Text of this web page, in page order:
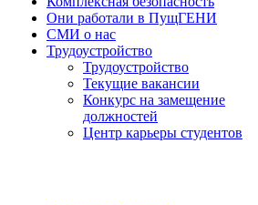
Они работали в ПущГЕНИ
СМИ о нас
Трудоустройство
Трудоустройство
Текущие вакансии
Конкурс на замещение
должностей
Центр карьеры студентов